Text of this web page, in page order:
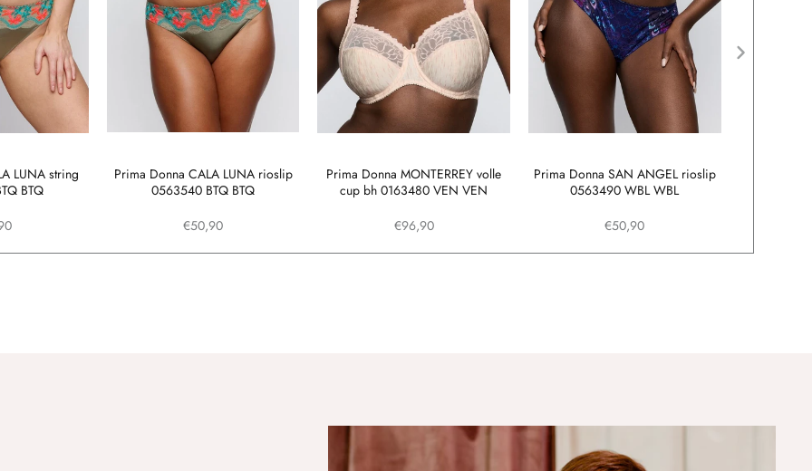
Prima Donna SAN ANGEL rioslip
0563490 WBL WBL
€50,90
Prima Donna MONTERREY volle
cup bh 0163480 VEN VEN
€96,90
Prima Donna CALA LUNA rioslip
0563540 BTQ BTQ
€50,90
LUNA string
BTQ